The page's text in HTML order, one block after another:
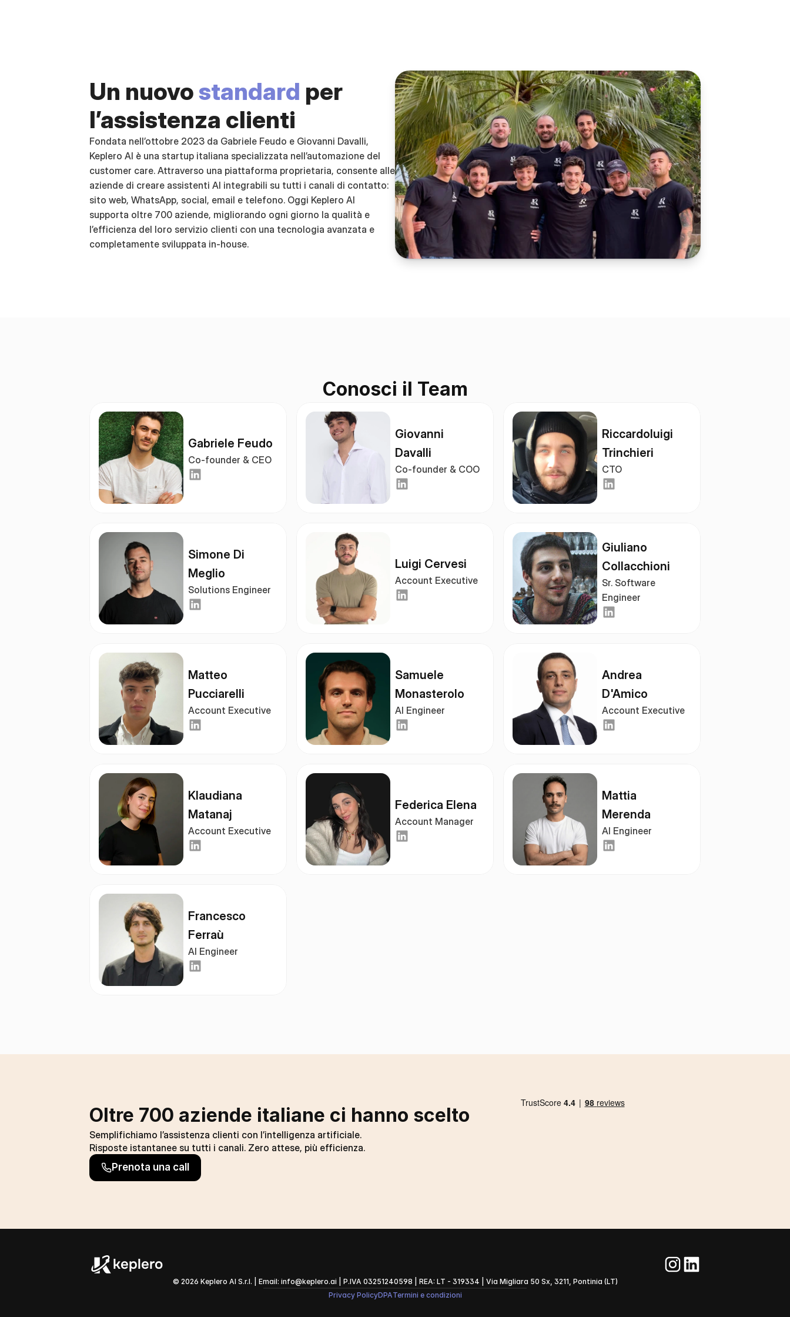
Un nuovo standard per
l’assistenza clienti
Fondata nell’ottobre 2023 da Gabriele Feudo e Giovanni Davalli,
Keplero AI è una startup italiana specializzata nell’automazione del
customer care. Attraverso una piattaforma proprietaria, consente alle
aziende di creare assistenti AI integrabili su tutti i canali di contatto:
sito web, WhatsApp, social, email e telefono. Oggi Keplero AI
supporta oltre 700 aziende, migliorando ogni giorno la qualità e
l’efficienza del loro servizio clienti con una tecnologia avanzata e
completamente sviluppata in-house.
Conosci il Team
Gabriele Feudo
Co-founder & CEO
Giovanni
Davalli
Co-founder & COO
Riccardoluigi
Trinchieri
CTO
Simone Di
Meglio
Solutions Engineer
Luigi Cervesi
Account Executive
Giuliano
Collacchioni
Sr. Software
Engineer
Matteo
Pucciarelli
Account Executive
Samuele
Monasterolo
AI Engineer
Andrea
D'Amico
Account Executive
Klaudiana
Matanaj
Account Executive
Federica Elena
Account Manager
Mattia
Merenda
AI Engineer
Francesco
Ferraù
AI Engineer
Oltre 700 aziende italiane ci hanno scelto
Semplifichiamo l’assistenza clienti con l’intelligenza artificiale.
Risposte istantanee su tutti i canali. Zero attese, più efficienza.
Prenota una call
keplero
© 2026 Keplero AI S.r.l. | Email: info@keplero.ai
| P.IVA 03251240598 | REA: LT - 319334 | Via Migliara 50 Sx, 3211, Pontinia (LT)
Privacy PolicyDPATermini e condizioni